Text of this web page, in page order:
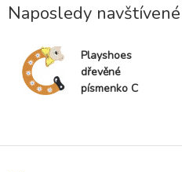
Naposledy navštívené
Playshoes
dřevěné
písmenko C